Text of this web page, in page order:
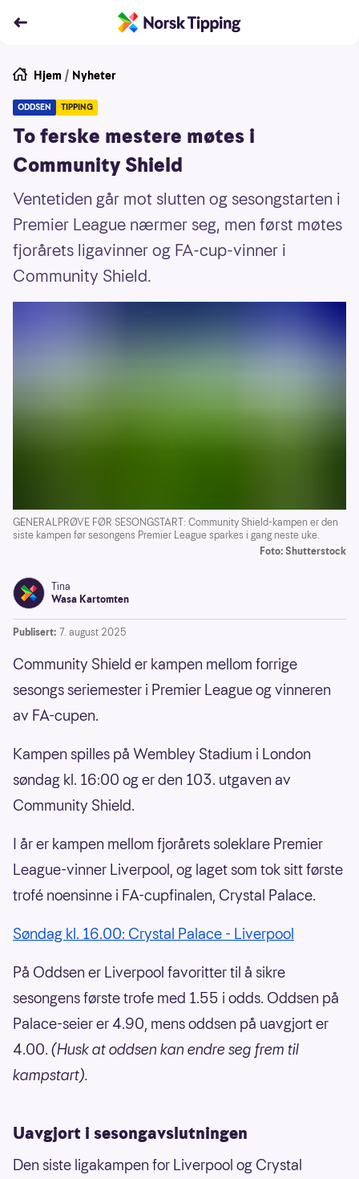
Hjem / Nyheter
ODDSEN TIPPING
To ferske mestere møtes i
Community Shield
Ventetiden går mot slutten og sesongstarten i
Premier League nærmer seg, men først møtes
fjorårets ligavinner og FA-cup-vinner i
Community Shield.
GENERALPRØVE FØR SESONGSTART: Community Shield-kampen er den
siste kampen før sesongens Premier League sparkes i gang neste uke.
Foto: Shutterstock
Tina
Wasa Kartomten
Publisert: 7. august 2025
Community Shield er kampen mellom forrige
sesongs seriemester i Premier League og vinneren
av FA-cupen.
Kampen spilles på Wembley Stadium i London
søndag kl. 16:00 og er den 103. utgaven av
Community Shield.
I år er kampen mellom fjorårets soleklare Premier
League-vinner Liverpool, og laget som tok sitt første
trofé noensinne i FA-cupfinalen, Crystal Palace.
Søndag kl. 16.00: Crystal Palace - Liverpool
På Oddsen er Liverpool favoritter til å sikre
sesongens første trofe med 1.55 i odds. Oddsen på
Palace-seier er 4.90, mens oddsen på uavgjort er
4.00. (Husk at oddsen kan endre seg frem til
kampstart).
Uavgjort i sesongavslutningen
Den siste ligakampen for Liverpool og Crystal